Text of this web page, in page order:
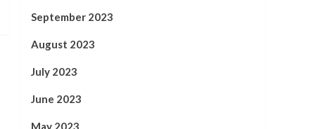
September 2023
August 2023
July 2023
June 2023
May 2023